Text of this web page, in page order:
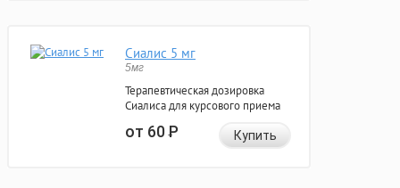
Сиалис 5 мг
5мг
Терапевтическая дозировка
Сиалиса для курсового приема
от 60Р Купить